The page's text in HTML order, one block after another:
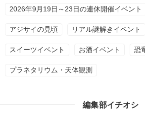
2026年9月19日～23日の連休開催イベント
アジサイの見頃 リアル謎解きイベント
スイーツイベント お酒イベント 恐
プラネタリウム・天体観測
編集部イチオシ